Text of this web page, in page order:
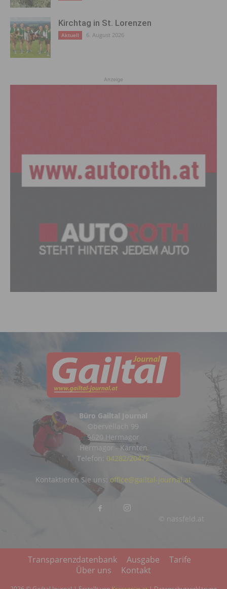
Kirchtag in St. Lorenzen
Aktuell 6. August 2026
Anzeige
Büro Gailtal Journal
Obervellach 99
9620 Hermagor
Hermagor - Kärnten
Telefon: 04282/20472
© nassfeld.at
Kontaktieren Sie uns: office@gailtal-journal.at
Transparenzdatenbank Ausgabe
Tarife
Über uns
Kontakt